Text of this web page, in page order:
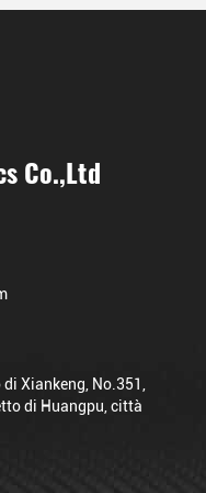
Co.,Ltd
Xiankeng, No.351,
di Huangpu, città